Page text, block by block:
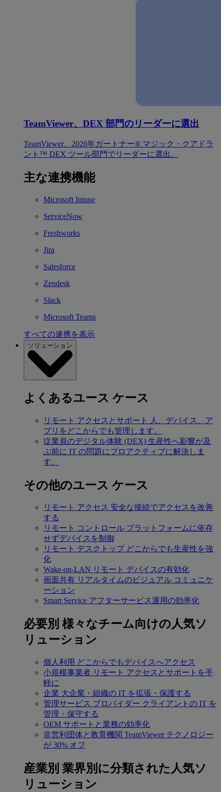
TeamViewer、DEX 部門のリーダーに選出
TeamViewer、2026年ガートナー® マジック・クアドラ
ント™ DEX ツール部門でリーダーに選出。
主な連携機能
Microsoft Intune
ServiceNow
Freshworks
Jira
Salesforce
Zendesk
Slack
Microsoft Teams
すべての連携を表示
ソリューション
よくあるユース ケース
リモート アクセスとサポート
人、デバイス、ア
プリをどこからでも管理します。
従業員のデジタル体験 (DEX) 生産性へ影響が及
ぶ前に IT の問題にプロアクティブに解決しま
す。
その他のユース ケース
リモート アクセス 安全な接続でアクセスを改善
する
リモート コントロール プラットフォームに依存
せずデバイスを制御
リモート デスクトップ どこからでも生産性を強
化
Wake-on-LAN リモート デバイスの有効化
画面共有 リアルタイムのビジュアル コミュニケ
ーション
Smart Service アフターサービス運用の効率化
必要別 様々なチーム向けの人気ソ
リューション
個人利用 どこからでもデバイスへアクセス
小規模事業者 リモート アクセスとサポートを手
軽に
企業 大企業・組織の IT を拡張・保護する
管理サービス プロバイダー クライアントの IT を
管理・保守する
OEM サポートと業務の効率化
非営利団体と教育機関 TeamViewer テクノロジー
が 30% オフ
産業別 業界別に分類された人気ソ
リューション